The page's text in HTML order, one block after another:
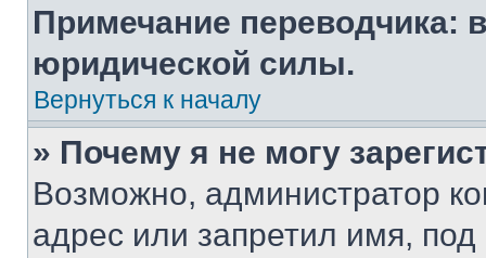
Примечание переводчика:
юридической силы.
Вернуться к началу
» Почему я не могу
Возможно, администратор
адрес или запретил имя,